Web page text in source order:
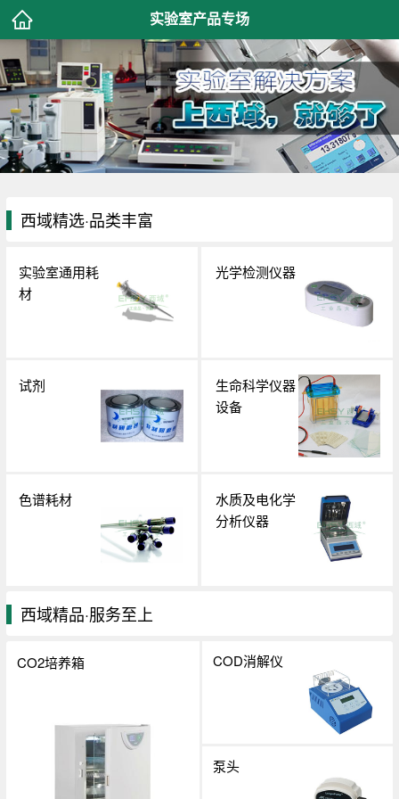
实验室产品专场
西域精选·品类丰富
实验室通用耗
材
光学检测仪器
试剂
生命科学仪器
设备
色谱耗材
水质及电化学
分析仪器
西域精品·服务至上
CO2培养箱 COD消解仪
泵头